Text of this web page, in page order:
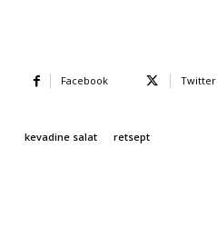
Facebook Twitter
kevadine salat retsept